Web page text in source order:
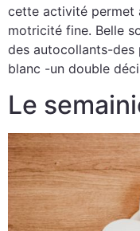
cette activité permet
motricité fine. Belle
des autocollants-des
blanc -un double
Le